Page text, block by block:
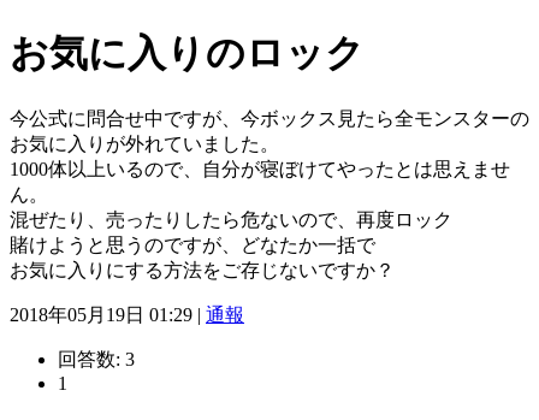
お気に入りのロック
今公式に問合せ中ですが、今ボックス見たら全モンスターの
お気に入りが外れていました。
1000体以上いるので、自分が寝ぼけてやったとは思えませ
ん。
混ぜたり、売ったりしたら危ないので、再度ロック
賭けようと思うのですが、どなたか一括で
お気に入りにする方法をご存じないですか？
2018年05月19日 01:29 | 通報
回答数: 3
1